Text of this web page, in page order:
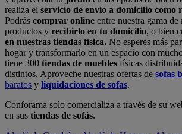
realiza el servicio de envío a domicilio como
Podrás comprar online entre nuestra gama de
productos y recibirlo en tu domicilio, o bien
en nuestras tiendas física. No esperes más
hogar y transformarlo en un espacio con
tiene 300 tiendas de muebles físicas
distintos. Aproveche nuestras ofertas de sofas
baratos y liquidaciones de sofas.
Conforama solo comercializa a través de su
en sus tiendas de sofás.